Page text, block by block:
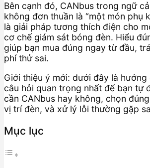
Bên cạnh đó, CANbus trong ngữ
không đơn thuần là “một món phụ
là giải pháp tương thích điện cho
cơ chế giám sát bóng đèn. Hiểu
giúp bạn mua đúng ngay từ đầu,
phí thử sai.
Giới thiệu ý mới: dưới đây là
câu hỏi quan trọng nhất để bạn tự
cần CANbus hay không, chọn
vị trí đèn, và xử lý lỗi thường gặp
Mục lục